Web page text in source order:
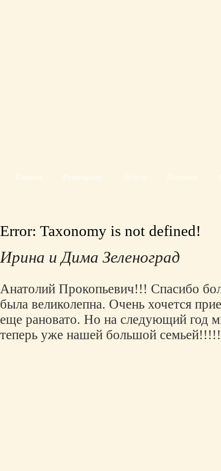
Главная Размещение Услуги Питание
Error: Taxonomy is not defined!
Ирина и Дима Зеленоград
Анатолий Прокопьевич!!! Спасибо
была великолепна. Очень хочется
еще рановато. Но на следующий год
теперь уже нашей большой